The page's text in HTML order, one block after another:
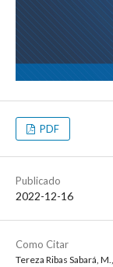
PDF
Publicado
2022-12-16
Como Citar
Tereza Ribas Sabará,